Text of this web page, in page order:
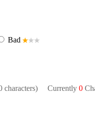
Bad
characters) Currently 0